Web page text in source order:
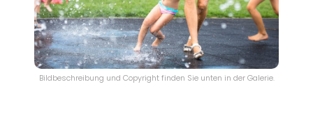
Bildbeschreibung und Copyright finden Sie unten in der Galerie.